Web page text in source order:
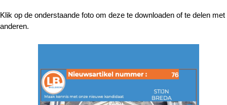
Klik op de onderstaande foto om deze te downloaden of te delen met
anderen.